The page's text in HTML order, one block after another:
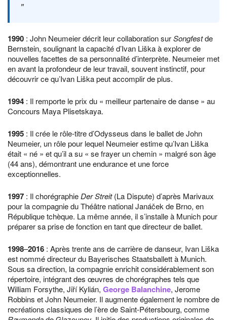
1990 : John Neumeier décrit leur collaboration surSongfestde
Bernstein, soulignant la capacité d’Ivan Liška à explorer de
nouvelles facettes de sa personnalité d’interprète. Neumeier met
en avant la profondeur de leur travail, souvent instinctif, pour
découvrir ce qu’Ivan Liška peut accomplir de plus.
1994 : Il remporte le prix du « meilleur partenaire de danse » au
Concours Maya Plisetskaya.
1995 : Il crée le rôle-titre d’Odysseus dans le ballet de John
Neumeier, un rôle pour lequel Neumeier estime qu’Ivan Liška
était « né » et qu’il a su « se frayer un chemin » malgré son âge
(44 ans), démontrant une endurance et une force
exceptionnelles.
1997 : Il chorégraphie Der Streit(La Dispute) d’après Marivaux
pour la compagnie du Théâtre national Janáček de Brno, en
République tchèque. La même année, il s’installe à Munich pour
préparer sa prise de fonction en tant que directeur de ballet.
1998–2016 : Après trente ans de carrière de danseur, Ivan Liška
est nommé directeur du Bayerisches Staatsballett à Munich.
Sous sa direction, la compagnie enrichit considérablement son
répertoire, intégrant des œuvres de chorégraphes tels que
William Forsythe, Jiří Kylián, George Balanchine, Jerome
Robbins et John Neumeier. Il augmente également le nombre de
recréations classiques de l’ère de Saint-Pétersbourg, comme